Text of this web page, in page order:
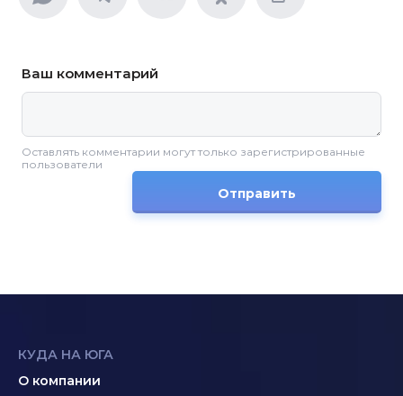
Ваш комментарий
Оставлять комментарии могут только зарегистрированные
пользователи
Отправить
КУДА НА ЮГА
О компании